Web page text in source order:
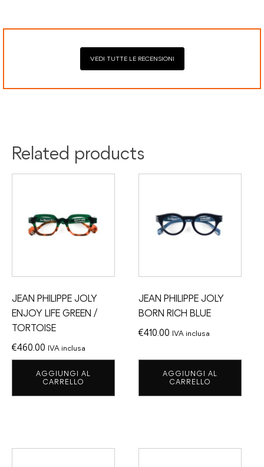
VEDI TUTTE LE RECENSIONI
Related products
JEAN PHILIPPE JOLY
ENJOY LIFE GREEN /
TORTOISE
€460.00 IVA inclusa
AGGIUNGI AL
CARRELLO
JEAN PHILIPPE JOLY
BORN RICH BLUE
€410.00 IVA inclusa
AGGIUNGI AL
CARRELLO